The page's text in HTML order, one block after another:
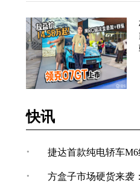
快讯
· 捷达首款纯电轿车M6线下亮相 联
· 方盒子市场硬货来袭：北